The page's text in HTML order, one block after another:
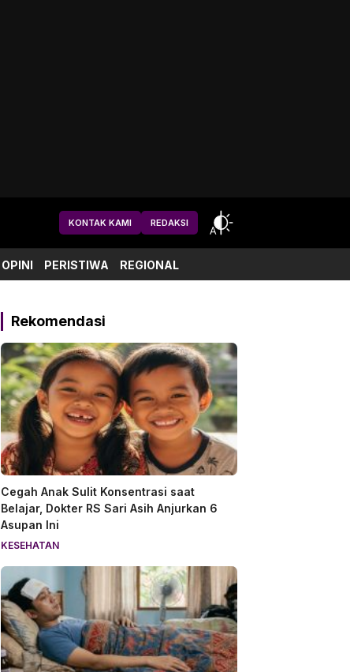
KONTAK KAMI REDAKSI
OPINI PERISTIWA REGIONAL
Rekomendasi
Cegah Anak Sulit Konsentrasi saat
Belajar, Dokter RS Sari Asih Anjurkan 6
Asupan Ini
KESEHATAN